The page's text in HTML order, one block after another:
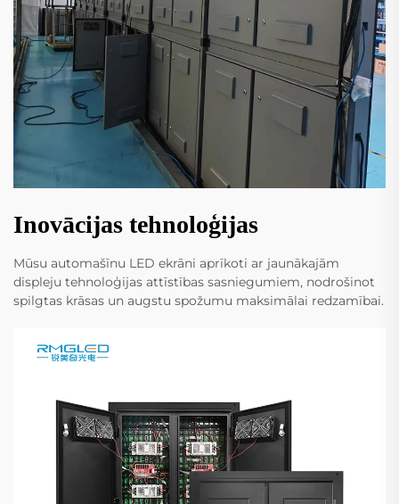
Inovācijas tehnoloģijas
Mūsu automašīnu LED ekrāni aprīkoti ar jaunākajām
displeju tehnoloģijas attīstības sasniegumiem, nodrošinot
spilgtas krāsas un augstu spožumu maksimālai redzamībai.